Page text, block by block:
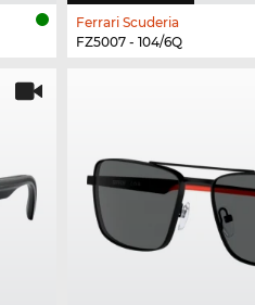
Ferrari Scuderia
FZ5007 - 104/6Q